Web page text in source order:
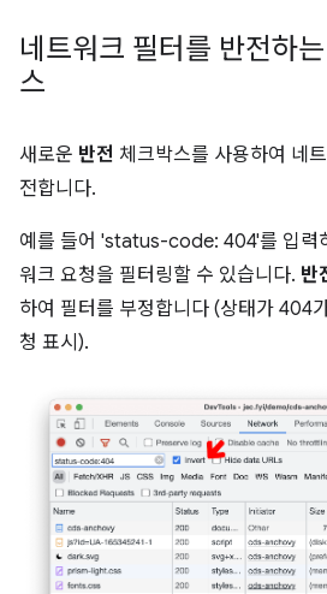
네트워크 필터를 반전하
스
새로운 반전 체크박스를 사용하여 네
전합니다.
예를 들어 'status-code: 404'를 입력
워크 요청을 필터링할 수 있습니다. 반
하여 필터를 부정합니다 (상태가 404
청 표시).